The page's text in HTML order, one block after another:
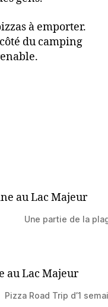
à emporter.
du camping
Une partie de la
Pizza Road Trip d’1